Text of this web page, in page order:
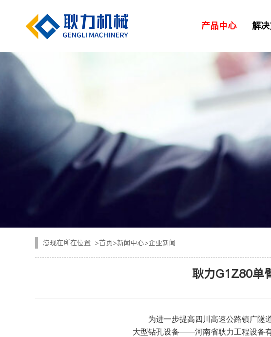
产品中心
产品设备 二衬台车
矿用设备 UPS-20JTB混凝土
UPS-15JT矿用混凝土喷射车
SPB9-T 湿式混凝土喷射机
CYTJ76矿用掘进台车
GKF-60W矿用辅助喷射机械手
JSY-150矿用搅拌机
湿喷设备
注浆设备
解
> 路桥
> 隧道
> 地下管廊
> 企业新闻
> 行业资讯
> 专题报道
> 服务网络
> 常见问题
> 客户培训
> 我要报修
> 荣誉资质
> 工业园区
> 联系我们
您现在所在位置 >首页>新闻中心>企业新闻
耿力G1Z80单
为进一步提高四川高速公路镇广隧
大型钻孔设备——河南省耿力工程设备